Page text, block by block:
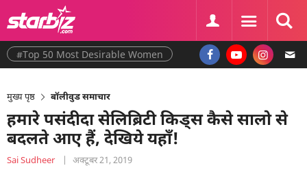
#Top 50 Most Desirable Women
मुख्य पृष्ठ बॉलीवुड समाचार
हमारे पसंदीदा सेलिब्रिटी किड्स कैसे सालो से
बदलते आए हैं, देखिये यहाँ!
Sai Sudheer | अक्टूबर 21, 2019